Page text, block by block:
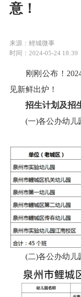
意！
来源：鲤城微事
时间：2024-05-24 18:39
刚刚公布！2024
见新鲜出炉！
招生计划及招
(一)各公办幼儿
(二)各公办幼儿